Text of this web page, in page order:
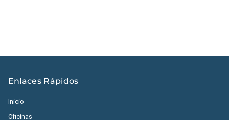
Enlaces Rápidos
Inicio
Oficinas